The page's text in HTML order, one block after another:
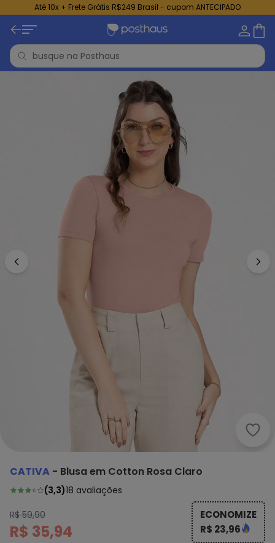
Até 10x + Frete Grátis R$249 Brasil - cupom ANTECIPADO
CATIVA - Blusa em Cotton Rosa Claro
(3,3)18 avaliações
R$ 59,90
R$ 35,94
ECONOMIZE
R$ 23,96